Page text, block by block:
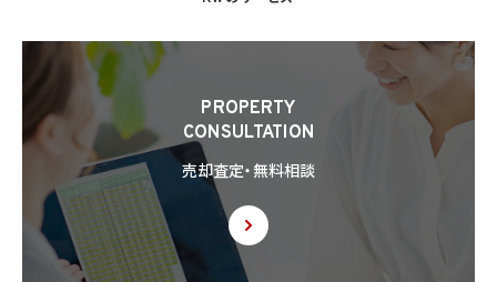
(1) 利用目的の達成に必要な範囲内において個人情報の取扱いの全部又は一部を委託
することに伴って個人情報を提供する場合
(2) 合併その他の事由による事業の承継に伴って個人情報が提供される場合
(3) 第9項の定めに基づき共同利用する場合
8.2 第8.1項の定めにかかわらず、当社は、第4.1項各号のいずれかに該当する場合を除く
ほか、外国（個人情報保護法第28条に基づき個人情報保護委員会規則で指定される国
を除きます。）にある第三者（個人情報保護法第28条に基づき個人情報保護委員会規則
で指定される基準に適合する体制を整備している者を除きます。）に個人情報を提供する
場合には、あらかじめ外国にある第三者への提供を認める旨の本人の同意を得るもの
とします。
PROPERTY
CONSULTATION
売却査定・無料相談